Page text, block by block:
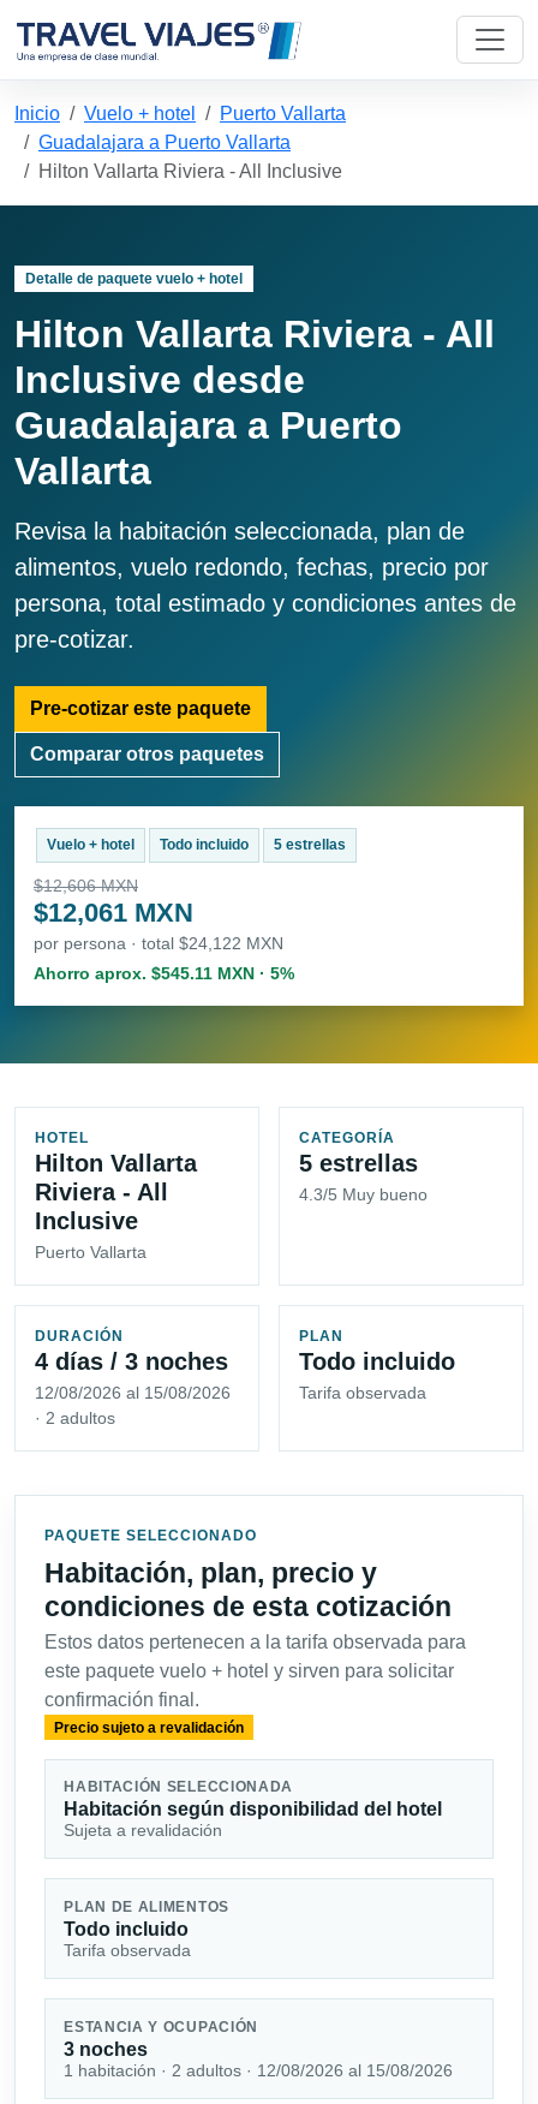
Inicio Vuelo + hotel
Puerto Vallarta
Guadalajara a Puerto Vallarta
Hilton Vallarta Riviera - All Inclusive
Detalle de paquete vuelo + hotel
Hilton Vallarta Riviera - All
Inclusive desde
Guadalajara a Puerto
Vallarta
Revisa la habitación seleccionada, plan de
alimentos, vuelo redondo, fechas, precio por
persona, total estimado y condiciones antes de
pre-cotizar.
Pre-cotizar este paquete
Comparar otros paquetes
Vuelo + hotel Todo incluido 5 estrellas
$12,606 MXN
$12,061 MXN
por persona · total $24,122 MXN
Ahorro aprox. $545.11 MXN · 5%
HOTEL
Hilton Vallarta
Riviera - All
Inclusive
Puerto Vallarta
CATEGORÍA
5 estrellas
4.3/5 Muy bueno
DURACIÓN
4 días / 3 noches
12/08/2026 al 15/08/2026
· 2 adultos
PLAN
Todo incluido
Tarifa observada
PAQUETE SELECCIONADO
Habitación, plan, precio y
condiciones de esta cotización
Estos datos pertenecen a la tarifa observada para
este paquete vuelo + hotel y sirven para solicitar
confirmación final.
Precio sujeto a revalidación
HABITACIÓN SELECCIONADA
Habitación según disponibilidad del hotel
Sujeta a revalidación
PLAN DE ALIMENTOS
Todo incluido
Tarifa observada
ESTANCIA Y OCUPACIÓN
3 noches
1 habitación · 2 adultos · 12/08/2026 al 15/08/2026